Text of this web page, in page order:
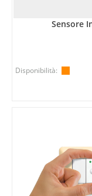
Sensore
Disponibilità: